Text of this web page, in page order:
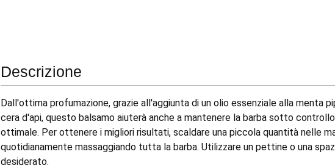
Descrizione
Dall'ottima profumazione, grazie all'aggiunta di un olio essenziale alla menta
cera d'api, questo balsamo aiuterà anche a mantenere la barba sotto
ottimale. Per ottenere i migliori risultati, scaldare una piccola quantità nelle
quotidianamente massaggiando tutta la barba. Utilizzare un pettine o una
desiderato.